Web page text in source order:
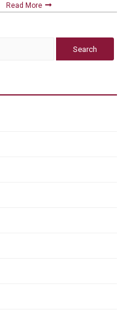
Read More